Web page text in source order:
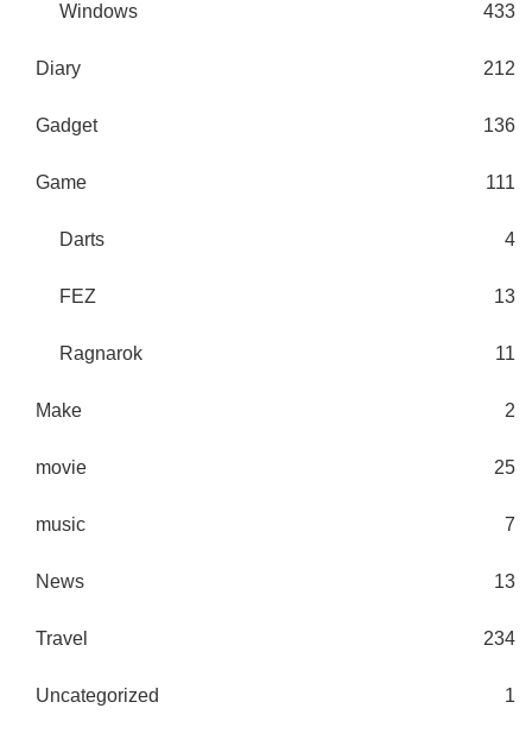
Windows 433
Diary 212
Gadget 136
Game 111
Darts 4
FEZ 13
Ragnarok 11
Make 2
movie 25
music 7
News 13
Travel 234
Uncategorized 1